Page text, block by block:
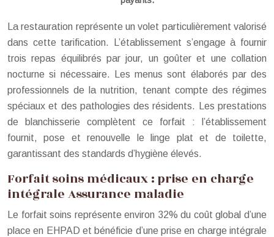
La restauration représente un volet particulièrement valorisé
dans cette tarification. L’établissement s’engage à fournir
trois repas équilibrés par jour, un goûter et une collation
nocturne si nécessaire. Les menus sont élaborés par des
professionnels de la nutrition, tenant compte des régimes
spéciaux et des pathologies des résidents. Les prestations
de blanchisserie complètent ce forfait : l’établissement
fournit, pose et renouvelle le linge plat et de toilette,
garantissant des standards d’hygiène élevés.
Forfait soins médicaux : prise en charge
intégrale Assurance maladie
Le forfait soins représente environ 32% du coût global d’une
place en EHPAD et bénéficie d’une prise en charge intégrale